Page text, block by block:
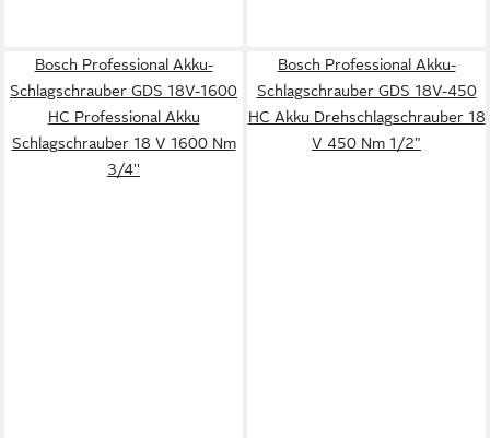
Bosch Professional Akku-
Schlagschrauber GDS 18V-1600
HC Professional Akku
Schlagschrauber 18 V 1600 Nm
3/4''
Bosch Professional Akku-
Schlagschrauber GDS 18V-450
HC Akku Drehschlagschrauber 18
V 450 Nm 1/2"